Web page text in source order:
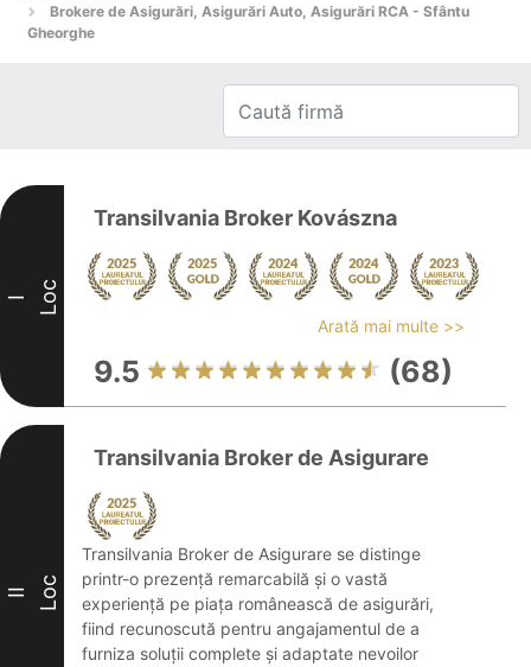
Brokere de Asigurări, Asigurări Auto, Asigurări RCA - Sfântu
Gheorghe
I Loc
Transilvania Broker Kovászna
Arată mai multe >>
9.5 (68)
II Loc
Transilvania Broker de Asigurare
Transilvania Broker de Asigurare se distinge
printr-o prezență remarcabilă și o vastă
experiență pe piața românească de asigurări,
fiind recunoscută pentru angajamentul de a
furniza soluții complete și adaptate nevoilor